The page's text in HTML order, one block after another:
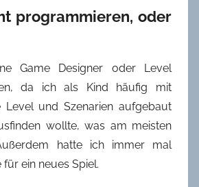
programmieren, oder
Game Designer oder Level
da ich als Kind häufig mit
Level und Szenarien aufgebaut
wollte, was am meisten
hatte ich immer mal
ein neues Spiel.